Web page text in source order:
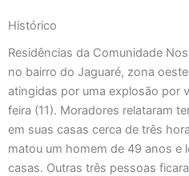
Histórico
Residências da Comunidade
no bairro do Jaguaré, zona
atingidas por uma explosão por
feira (11). Moradores relataram
em suas casas cerca de três
matou um homem de 49 anos e
casas. Outras três pessoas